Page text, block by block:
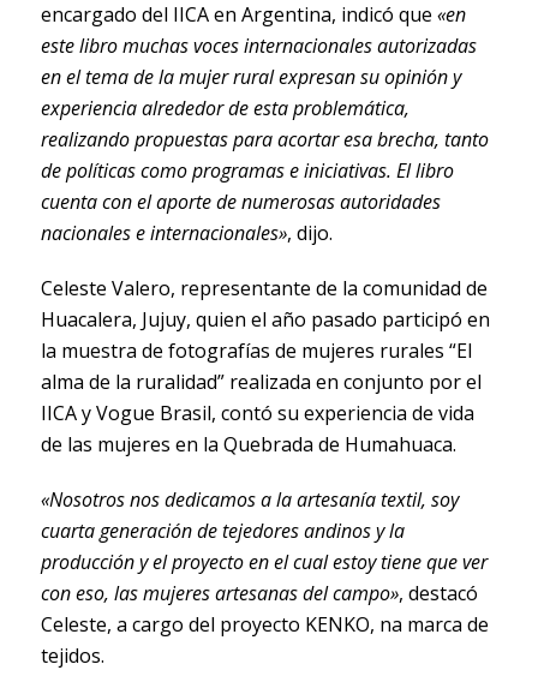
encargado del IICA en Argentina, indicó que «en
este libro muchas voces internacionales autorizadas
en el tema de la mujer rural expresan su opinión y
experiencia alrededor de esta problemática,
realizando propuestas para acortar esa brecha, tanto
de políticas como programas e iniciativas. El libro
cuenta con el aporte de numerosas autoridades
nacionales e internacionales», dijo.
Celeste Valero, representante de la comunidad de
Huacalera, Jujuy, quien el año pasado participó en
la muestra de fotografías de mujeres rurales “El
alma de la ruralidad” realizada en conjunto por el
IICA y Vogue Brasil, contó su experiencia de vida
de las mujeres en la Quebrada de Humahuaca.
«Nosotros nos dedicamos a la artesanía textil, soy
cuarta generación de tejedores andinos y la
producción y el proyecto en el cual estoy tiene que ver
con eso, las mujeres artesanas del campo», destacó
Celeste, a cargo del proyecto KENKO, na marca de
tejidos.